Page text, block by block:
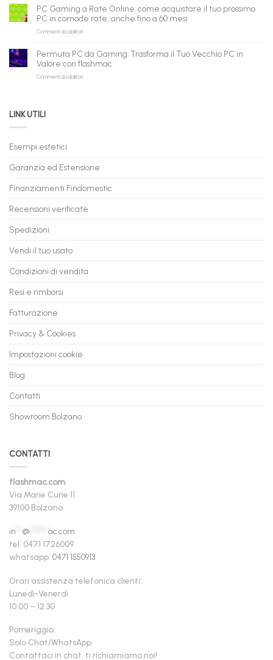
può
fare
shopping
qui
B2B
flashmac
per
rivenditori
Gaming
in
Pronta
Consegna
Nuovi
Ricondizionati,
Spedizione
PC Gaming a Rate Online: come acquistare il tuo prossimo
PC in comode rate, anche fino a 60 mesi
Commenti disabilitatisu
Gaming
a
Rate
Online:
anche
a
Permuta PC da Gaming: Trasforma il Tuo Vecchio PC in
Valore con flashmac
Commenti disabilitatisu
in
con
LINK UTILI
Esempi estetici
Garanzia ed Estensione
Finanziamenti Findomestic
Recensioni verificate
Spedizioni
Vendi il tuo usato
Condizioni di vendita
Resi e rimborsi
Fatturazione
Privacy & Cookies
Impostazioni cookie
Blog
Contatti
Showroom Bolzano
CONTATTI
flashmac.com
Via Marie Curie 11
39100 Bolzano
in @
ac.com
tel. 0471 1726009
whatsapp: 0471 1550913
Orari assistenza telefonica clienti:
Lunedì-Venerdì
10.00 – 12.30
Pomeriggio:
Solo Chat/WhatsApp
Contattaci in chat, ti richiamiamo noi!